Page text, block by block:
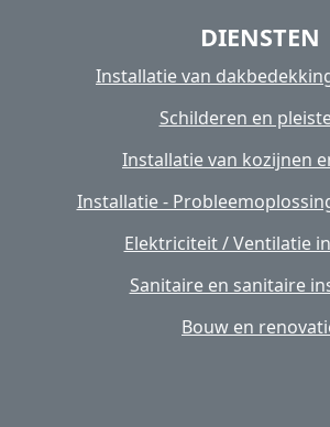
DIENSTEN
Installatie van
Schilderen en
Installatie van kozijnen
Installatie -
Elektriciteit / Ventilatie
Sanitaire en sanitaire
Bouw en